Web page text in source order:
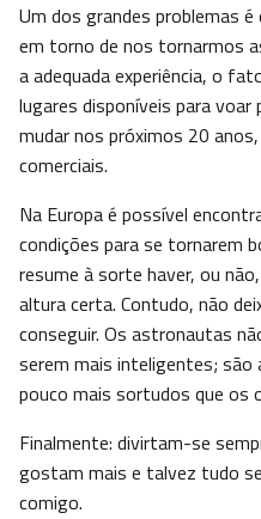
Um dos grandes problemas
em torno de nos tornarmos
a adequada experiência, o
lugares disponíveis para
mudar nos próximos 20
comerciais.
Na Europa é possível
condições para se tornarem
resume à sorte haver, ou
altura certa. Contudo, não
conseguir. Os astronautas
serem mais inteligentes; são
pouco mais sortudos que os
Finalmente: divirtam-se
gostam mais e talvez tudo
comigo.